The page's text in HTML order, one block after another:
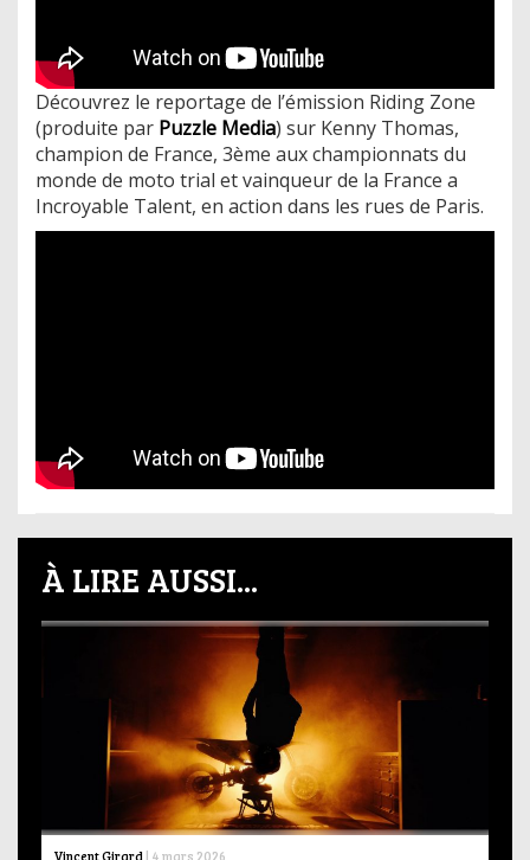
Découvrez le reportage de l’émission Riding Zone
(produite par Puzzle Media) sur Kenny Thomas,
champion de France, 3ème aux championnats du
monde de moto trial et vainqueur de la France a
Incroyable Talent, en action dans les rues de Paris.
À LIRE AUSSI...
Vincent Girard | 4 mars 2026